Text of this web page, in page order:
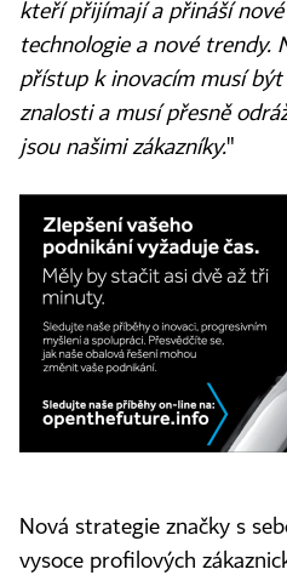
kteří přijímají a přináší nové
technologie a nové trendy.
přístup k inovacím musí
znalosti a musí přesně
jsou našimi zákazníky."
Nová strategie značky s
vysoce profilových